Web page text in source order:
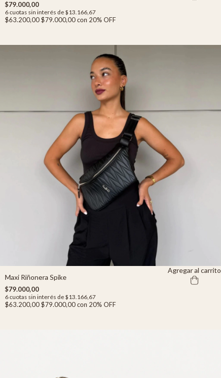
$79.000,00
6 cuotas sin interés de$13.166,67
$63.200,00$79.000,00con 20% OFF
Maxi Riñonera Spike
$79.000,00
6 cuotas sin interés de$13.166,67
$63.200,00$79.000,00con 20% OFF
Agregar al carrito